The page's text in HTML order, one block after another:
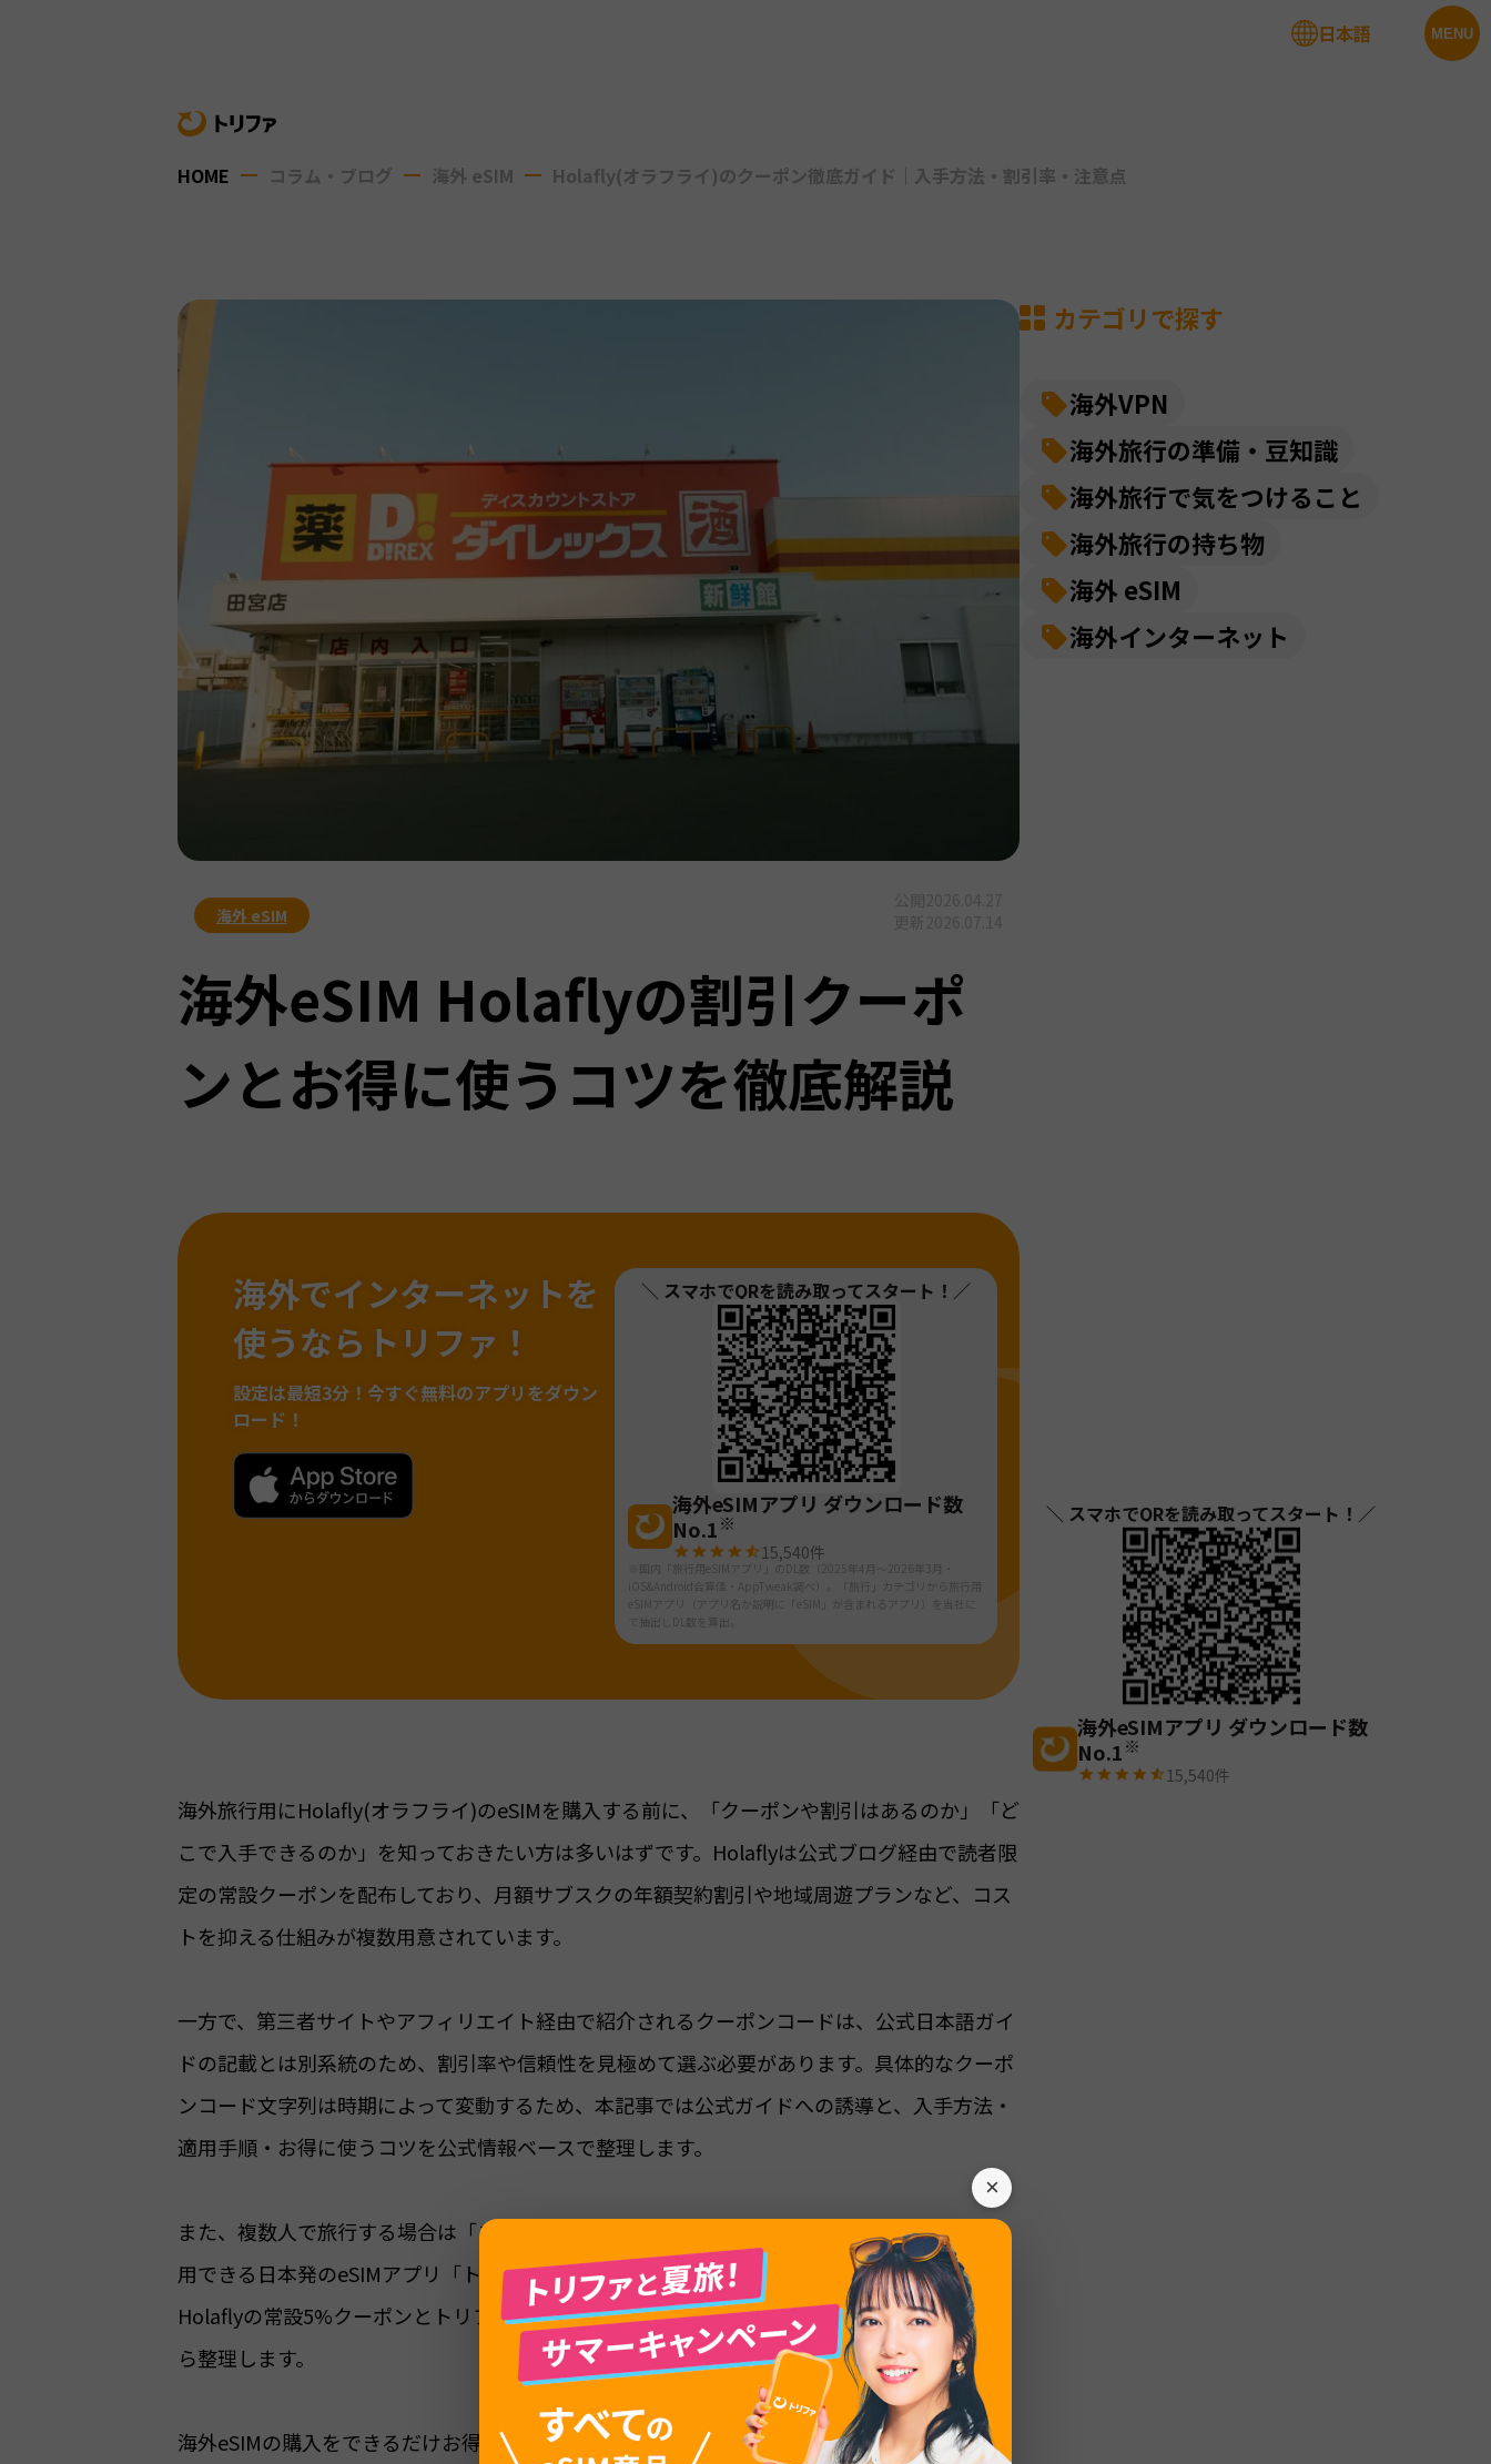
MENU
日本語
HOME コラム・ブログ 海外 eSIM Holafly(オラフライ)のクーポン徹底ガイド｜入手方法・割引率・注意点
海外 eSIM
海外eSIM Holaflyの割引クーポ
ンとお得に使うコツを徹底解説
海外でインターネットを
使うならトリファ！
設定は最短3分！ 今すぐ無料のアプリをダウン
ロード！
＼ スマホでQRを読み取ってスタート！／
海外eSIMアプリ ダウンロード数
No.1※
15,540件
※国内「旅行用eSIMアプリ」のDL数（2025年4月～2026年3月・
iOS&Android合算値・AppTweak調べ）。「旅行」カテゴリから旅行用
eSIMアプリ（アプリ名か説明に「eSIM」が含まれるアプリ）を当社に
て抽出しDL数を算出。
海外旅行用にHolafly(オラフライ)のeSIMを購入する前に、「クーポンや割引はあるのか」「ど
こで入手できるのか」を知っておきたい方は多いはずです。Holaflyは公式ブログ経由で読者限
定の常設クーポンを配布しており、月額サブスクの年額契約割引や地域周遊プランなど、コス
トを抑える仕組みが複数用意されています。
一方で、第三者サイトやアフィリエイト経由で紹介されるクーポンコードは、公式日本語ガイ
ドの記載とは別系統のため、割引率や信頼性を見極めて選ぶ必要があります。具体的なクーポ
ンコード文字列は時期によって変動するため、本記事では公式ガイドへの誘導と、入手方法・
適用手順・お得に使うコツを公式情報ベースで整理します。
また、複数人で旅行する場合は「まとめ買い10%OFF」と「友達紹介クーポン5%OFF」を併
用できる日本発のeSIMアプリ「トリファ」のほうが、結果的にお得になるケースもあります。
Holaflyの常設5%クーポンとトリファの併用可能な複数施策を、公式情報ベースで比較しなが
ら整理します。
海外eSIMの購入をできるだけお得に進めたい方が、自分の旅行スタイルに合った選び方を判
カテゴリで探す
海外VPN
海外旅行の準備・豆知識
海外旅行で気をつけること
海外旅行の持ち物
海外 eSIM
海外インターネット
＼ スマホでQRを読み取ってスタート！／
海外eSIMアプリ ダウンロード数
No.1※
15,540件
×